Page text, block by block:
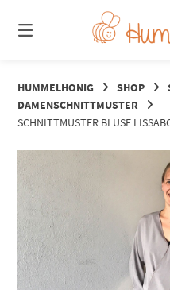
zum
Inhalt
HUMMELHONIG SHOP
DAMENSCHNITTMUSTER
SCHNITTMUSTER BLUSE